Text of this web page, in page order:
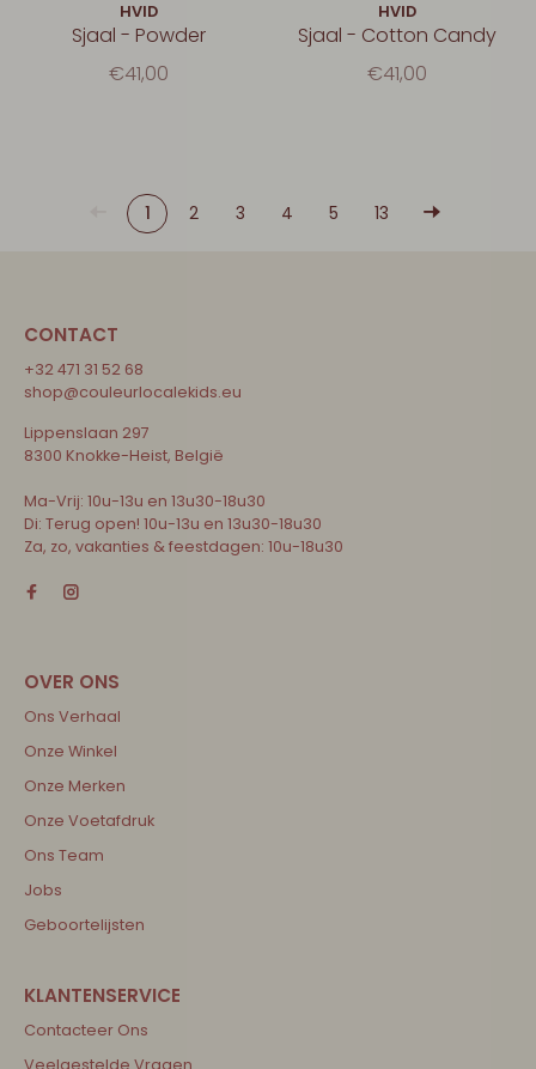
HVID
Sjaal - Powder
€41,00
HVID
Sjaal - Cotton Candy
€41,00
1 2 3 4 5 13
CONTACT
+32 471 31 52 68
shop@couleurlocalekids.eu
Lippenslaan 297
8300 Knokke-Heist, België
Ma-Vrij: 10u-13u en 13u30-18u30
Di: Terug open! 10u-13u en 13u30-18u30
Za, zo, vakanties & feestdagen: 10u-18u30
Ons Verhaal
Onze Winkel
Onze Merken
Onze Voetafdruk
Ons Team
Jobs
Geboortelijsten
Contacteer Ons